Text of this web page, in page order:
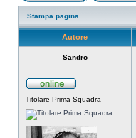
Stampa pagina
Autore
Sandro
Titolare Prima Squadra